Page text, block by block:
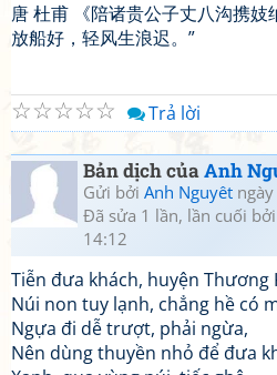
唐 杜甫 《陪诸贵公子丈八沟携
放船好，轻风生浪迟。”
☆
☆
☆
☆
☆ Trả lời
Bản dịch củaAnh
Gửi bởi Anh Nguyêt
Đã sửa 1 lần, lần cuối bởi
14:12
Tiễn đưa khách, huyện Thương
Núi non tuy lạnh, chẳng hề có
Ngựa đi dễ trượt, phải ngừa,
Nên dùng thuyền nhỏ để đưa